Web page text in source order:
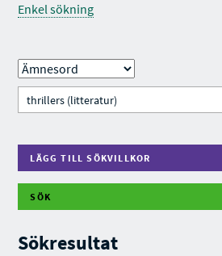
Enkel sökning
LÄGG TILL SÖKVILLKOR
SÖK
Sökresultat
B
G
R